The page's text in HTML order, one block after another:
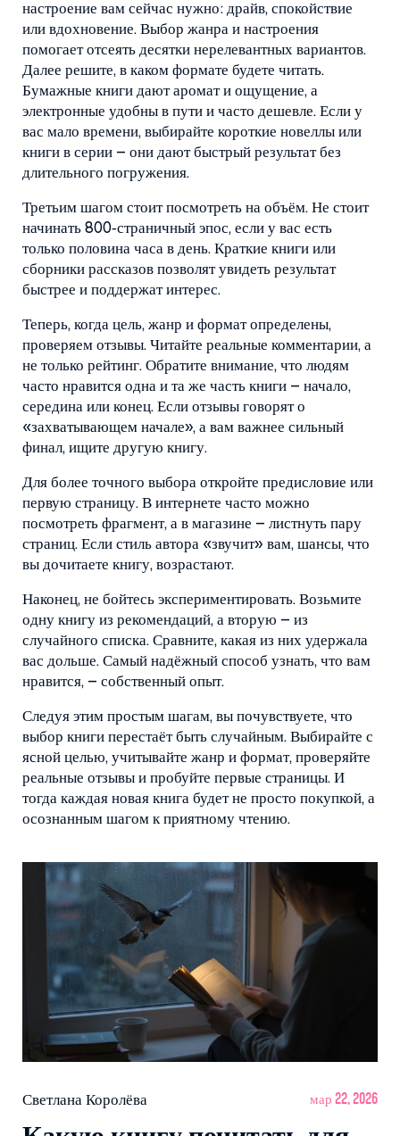
настроение вам сейчас нужно: драйв, спокойствие
или вдохновение. Выбор жанра и настроения
помогает отсеять десятки нерелевантных вариантов.
Далее решите, в каком формате будете читать.
Бумажные книги дают аромат и ощущение, а
электронные удобны в пути и часто дешевле. Если у
вас мало времени, выбирайте короткие новеллы или
книги в серии – они дают быстрый результат без
длительного погружения.
Третьим шагом стоит посмотреть на объём. Не стоит
начинать 800‑страничный эпос, если у вас есть
только половина часа в день. Краткие книги или
сборники рассказов позволят увидеть результат
быстрее и поддержат интерес.
Теперь, когда цель, жанр и формат определены,
проверяем отзывы. Читайте реальные комментарии, а
не только рейтинг. Обратите внимание, что людям
часто нравится одна и та же часть книги – начало,
середина или конец. Если отзывы говорят о
«захватывающем начале», а вам важнее сильный
финал, ищите другую книгу.
Для более точного выбора откройте предисловие или
первую страницу. В интернете часто можно
посмотреть фрагмент, а в магазине – листнуть пару
страниц. Если стиль автора «звучит» вам, шансы, что
вы дочитаете книгу, возрастают.
Наконец, не бойтесь экспериментировать. Возьмите
одну книгу из рекомендаций, а вторую – из
случайного списка. Сравните, какая из них удержала
вас дольше. Самый надёжный способ узнать, что вам
нравится, – собственный опыт.
Следуя этим простым шагам, вы почувствуете, что
выбор книги перестаёт быть случайным. Выбирайте с
ясной целью, учитывайте жанр и формат, проверяйте
реальные отзывы и пробуйте первые страницы. И
тогда каждая новая книга будет не просто покупкой, а
осознанным шагом к приятному чтению.
Светлана Королёва мар 22, 2026